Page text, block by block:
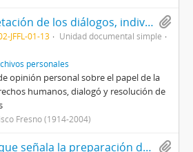
Interpretación de los diálogos, individuales y confidenciales
JFFL-01-13
Unidad documental simple
personales
opinión personal sobre el papel de la
humanos, dialogó y resolución de
Fresno (1914-2004)
Minuta que señala la preparación de insumos, acuerdos en materia política y económica, y consensos para la elaboración de un documento base para el acuerdo